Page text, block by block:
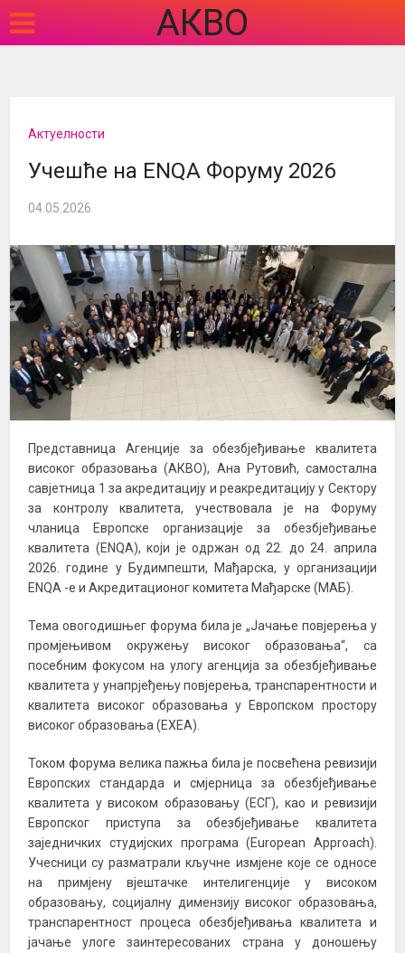
АКВО
Актуелности
Учешће на ENQA Форуму 2026
04.05.2026
Представница Агенције за обезбјеђивање квалитета
високог образовања (АКВО), Ана Рутовић, самостална
савјетница 1 за акредитацију и реакредитацију у Сектору
за контролу квалитета, учествовала је на Форуму
чланица Европске организације за обезбјеђивање
квалитета (ЕNQA), који је одржан од 22. до 24. априла
2026. године у Будимпешти, Мађарска, у организацији
ЕNQA -е и Акредитационог комитета Мађарске (MAБ).
Тема овогодишњег форума била је „Јачање повјерења у
промјењивом окружењу високог образовања“, са
посебним фокусом на улогу агенција за обезбјеђивање
квалитета у унапрјеђењу повјерења, транспарентности и
квалитета високог образовања у Европском простору
високог образовања (ЕХЕА).
Током форума велика пажња била је посвећена ревизији
Европских стандарда и смјерница за обезбјеђивање
квалитета у високом образовању (ЕСГ), као и ревизији
Европског приступа за обезбјеђивање квалитета
заједничких студијских програма (European Approach).
Учесници су разматрали кључне измјене које се односе
на примјену вјештачке интелигенције у високом
образовању, социјалну димензију високог образовања,
транспарентност процеса обезбјеђивања квалитета и
јачање улоге заинтересованих страна у доношењу